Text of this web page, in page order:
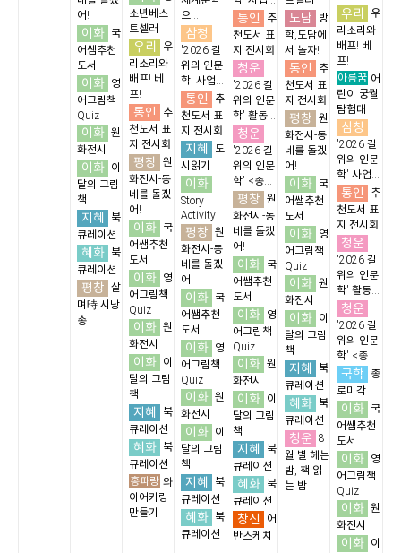
어!
이화
국
어쌤추천
도서
이화
영
어그림책
Quiz
이화 원
화전시
이화
이
달의 그림
책
지혜
북
큐레이션
혜화
북
큐레이션
평창 살
며時 시낭
송
소년베스
트셀러
우리
우
리소리와
배프! 베
프!
통인
추
천도서 표
지 전시회
평창 원
화전시-동
네를 돌겠
어!
이화
국
어쌤추천
도서
이화
영
어그림책
Quiz
이화 원
화전시
이화
이
달의 그림
책
지혜
북
큐레이션
혜화
북
큐레이션
홍파랑 와
이어키링
만들기
으...
삼청
'2026 길
위의 인문
학' 사업...
통인
추
천도서 표
지 전시회
지혜
도
시읽기
이화
Story
Activity
평창 원
화전시-동
네를 돌겠
어!
이화
국
어쌤추천
도서
이화
영
어그림책
Quiz
이화 원
화전시
이화
이
달의 그림
책
지혜
북
큐레이션
혜화
북
큐레이션
통인
추
천도서 표
지 전시회
청운
'2026 길
위의 인문
학' 활동...
청운
'2026 길
위의 인문
학' <종...
평창 원
화전시-동
네를 돌겠
어!
이화
국
어쌤추천
도서
이화
영
어그림책
Quiz
이화 원
화전시
이화
이
달의 그림
책
지혜
북
큐레이션
혜화
북
큐레이션
창신
어
반스케치
도담
방
학,도담에
서 놀자!
통인
추
천도서 표
지 전시회
평창 원
화전시-동
네를 돌겠
어!
이화
국
어쌤추천
도서
이화
영
어그림책
Quiz
이화 원
화전시
이화
이
달의 그림
책
지혜
북
큐레이션
혜화
북
큐레이션
청운 8
월 별 헤는
밤, 책 읽
는 밤
우리
우
리소리와
배프! 베
프!
아름꿈 어
린이 궁궐
탐험대
삼청
'2026 길
위의 인문
학' 사업...
통인
추
천도서 표
지 전시회
청운
'2026 길
위의 인문
학' 활동...
청운
'2026 길
위의 인문
학' <종...
국학
종
로미각
이화
국
어쌤추천
도서
이화
영
어그림책
Quiz
이화 원
화전시
이화
이